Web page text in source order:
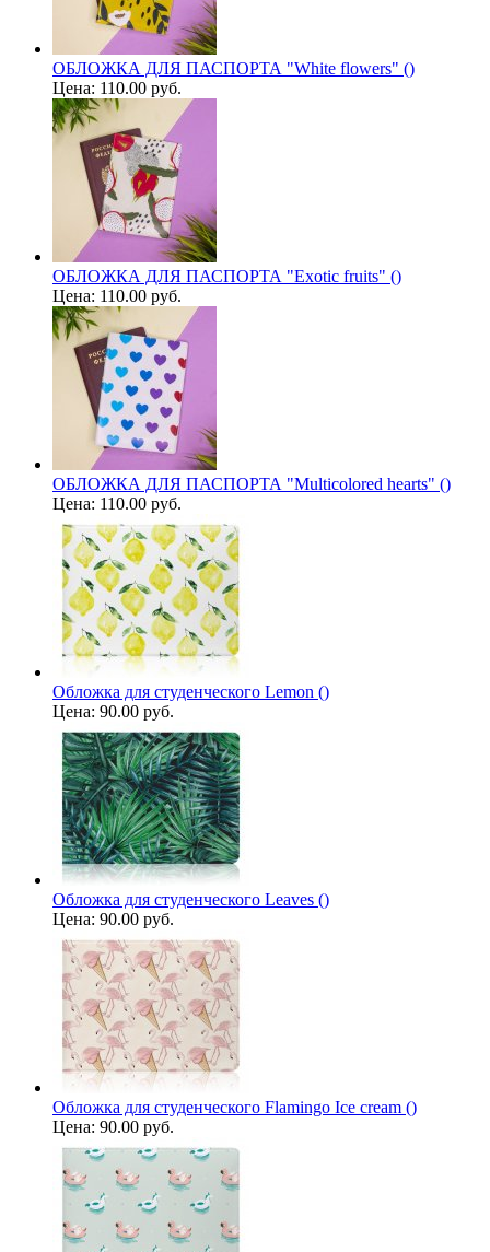
ОБЛОЖКА ДЛЯ ПАСПОРТА "White flowers" ()
Цена: 110.00 руб.
ОБЛОЖКА ДЛЯ ПАСПОРТА "Exotic fruits" ()
Цена: 110.00 руб.
ОБЛОЖКА ДЛЯ ПАСПОРТА "Multicolored hearts" ()
Цена: 110.00 руб.
Обложка для студенческого Lemon ()
Цена: 90.00 руб.
Обложка для студенческого Leaves ()
Цена: 90.00 руб.
Обложка для студенческого Flamingo Ice cream ()
Цена: 90.00 руб.